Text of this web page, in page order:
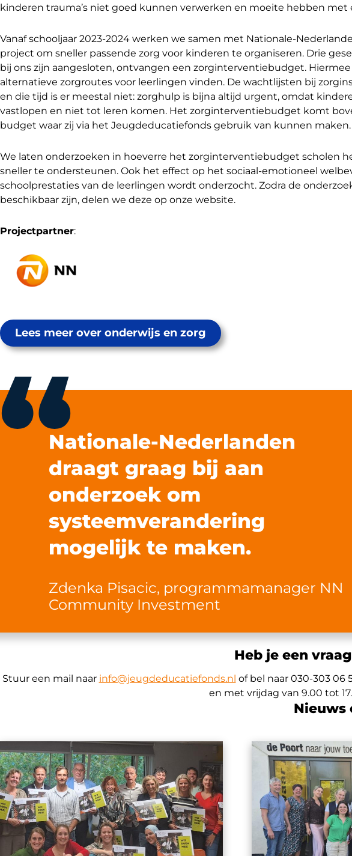
kinderen trauma’s niet goed kunnen verwerken en moeite hebben met
Vanaf schooljaar 2023-2024 werken we samen met Nationale-
project om sneller passende zorg voor kinderen te organiseren. Drie
bij ons zijn aangesloten, ontvangen een zorginterventiebudget.
alternatieve zorgroutes voor leerlingen vinden. De wachtlijsten bij
en die tijd is er meestal niet: zorghulp is bijna altijd urgent, omdat
vastlopen en niet tot leren komen. Het zorginterventiebudget komt
budget waar zij via het Jeugdeducatiefonds gebruik van kunnen maken.
We laten onderzoeken in hoeverre het zorginterventiebudget scholen
sneller te ondersteunen. Ook het effect op het sociaal-emotioneel
schoolprestaties van de leerlingen wordt onderzocht. Zodra de
beschikbaar zijn, delen we deze op onze website.
Projectpartner:
Lees meer over onderwijs en zorg
Nationale-Nederlanden
draagt graag bij aan
onderzoek om
systeemverandering
mogelijk te maken.
Zdenka Pisacic, programmamanager NN
Community Investment
Heb je een
Stuur een mail naar info@jeugdeducatiefonds.nl of bel naar 030-303 06
en met vrijdag van 9.00 tot
Nieuws